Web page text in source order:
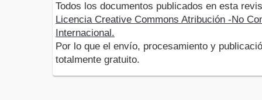
Todos los documentos publicados en esta
Licencia Creative Commons Atribución -No
Internacional.
Por lo que el envío, procesamiento y
totalmente gratuito.